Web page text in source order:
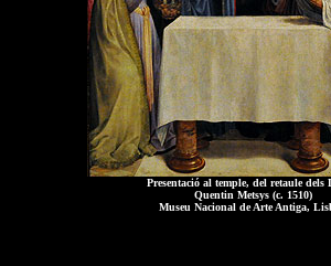
Presentació al temple, del retaule dels
Quentin Metsys (c. 1510)
Museu Nacional de Arte Antiga,